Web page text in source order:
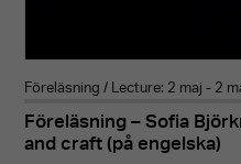
Föreläsning / Lecture: 2 maj - 2
Föreläsning – Sofia
and craft (på engelska)